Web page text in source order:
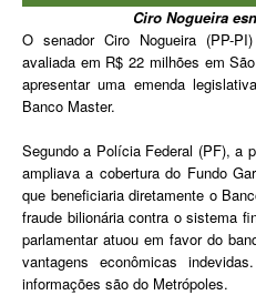
Ciro Nogueira
O senador Ciro Nogueira (PP-
avaliada em R$ 22 milhões em
apresentar uma emenda
Banco Master.
Segundo a Polícia Federal (PF), a
ampliava a cobertura do Fundo
que beneficiaria diretamente o
fraude bilionária contra o sistema
parlamentar atuou em favor do
vantagens econômicas
informações são do Metrópoles.